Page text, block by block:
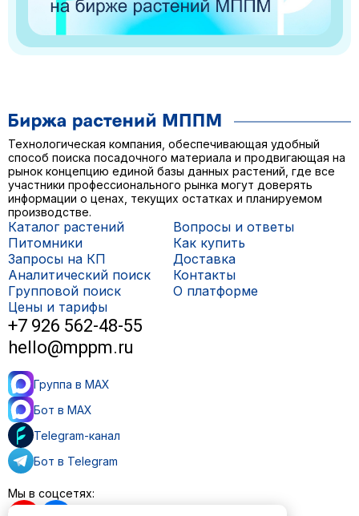
Технологическая компания, обеспечивающая удобный
способ поиска посадочного материала и продвигающая на
рынок концепцию единой базы данных растений, где все
участники профессионального рынка могут доверять
информации о ценах, текущих остатках и планируемом
производстве.
Каталог растений
Питомники
Запросы на КП
Аналитический поиск
Групповой поиск
Цены и тарифы
Вопросы и ответы
Как купить
Доставка
Контакты
О платформе
+7 926 562-48-55
hello@mppm.ru
Группа в MAX
Бот в MAX
Telegram-канал
Бот в Telegram
Мы в соцсетях: